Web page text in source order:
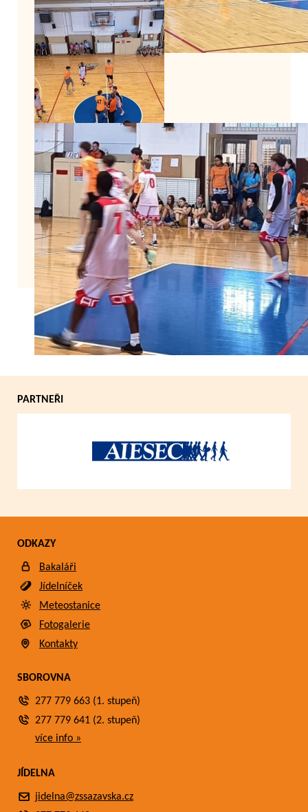
Zpět
PARTNEŘI
ODKAZY
Bakaláři
Jídelníček
Meteostanice
Fotogalerie
Kontakty
SBOROVNA
277 779 663 (1. stupeň)
277 779 641 (2. stupeň)
více info »
JÍDELNA
jidelna@zssazavska.cz